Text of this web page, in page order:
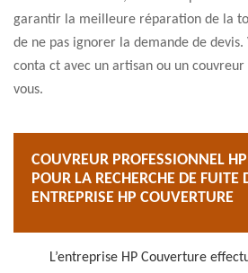
garantir la meilleure réparation de la
de ne pas ignorer la demande de devis.
conta ct avec un artisan ou un couvreur
vous.
COUVREUR PROFESSIONNEL
POUR LA RECHERCHE DE FUITE
ENTREPRISE HP COUVERTURE
L’entreprise HP Couverture